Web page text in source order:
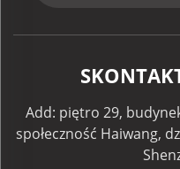
Add: piętro 29,
społeczność Haiwang,